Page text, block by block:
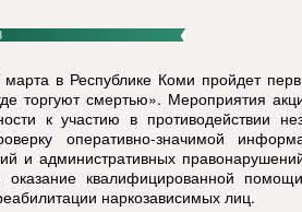
в Республике Коми пройдет
торгуют смертью». Мероприятия
к участию в противодействии
оперативно-значимой
и административных
оказание квалифицированной
наркозависимых лиц.